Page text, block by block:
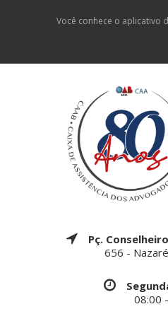
Você conhece o aplicativo
Pç.
656 -
08:00